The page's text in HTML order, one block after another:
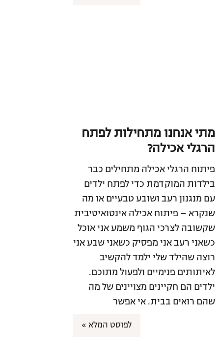
מתי אנחנו מתחילות לפתח
הרגלי אכילה?
פיתוח הרגלי אכילה מתחילים כבר
בילדות המוקדמת כדי לפתח ילדים
עם מנגנון רעב ושובע טבעיים או מה
שנקרא – פיתוח אכילה אינטואיטיבית
שקשובה לצרכי הגוף משמע אני אוכל
כשאני רעב אני מפסיק כשאני שבע אני
רוצה שהילד שלי ילמד להקשיב
לאיתותים פנימיים ולפעול מתוכם.
ילדים הם חקיינים מצויינים של מה
שהם רואים בבית. אי אפשר
לפוסט המלא »